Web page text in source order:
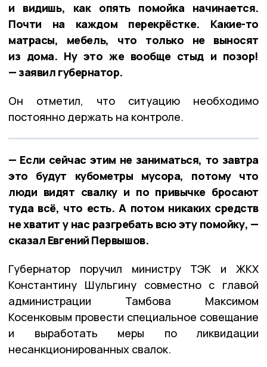
и видишь, как опять помойка начинается.
Почти на каждом перекрёстке. Какие-то
матрасы, мебель, что только не выносят
из дома. Ну это же вообще стыд и позор!
— заявил губернатор.
Он отметил, что ситуацию необходимо
постоянно держать на контроле.
— Если сейчас этим не заниматься, то завтра
это будут кубометры мусора, потому что
люди видят свалку и по привычке бросают
туда всё, что есть. А потом никаких средств
не хватит у нас разгребать всю эту помойку, —
сказал Евгений Первышов.
Губернатор поручил министру ТЭК и ЖКХ
Константину Шульгину совместно с главой
администрации Тамбова Максимом
Косенковым провести специальное совещание
и выработать меры по ликвидации
несанкционированных свалок.